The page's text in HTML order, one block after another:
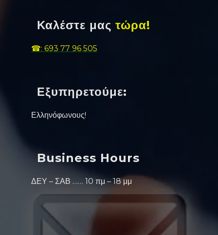
Καλέστε μας τώρα!
☎: 693 77 96 505
Εξυπηρετούμε:
Ελληνόφωνους!
Business Hours
ΔΕΥ – ΣΑΒ …… 10 πμ – 18 μμ